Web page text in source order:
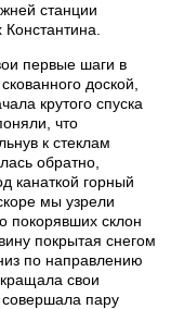
станции
первые шаги в
доской,
крутого спуска
что
к стеклам
обратно,
канаткой горный
мы узрели
покорявших склон
покрытая снегом
по направлению
свои
совершала пару